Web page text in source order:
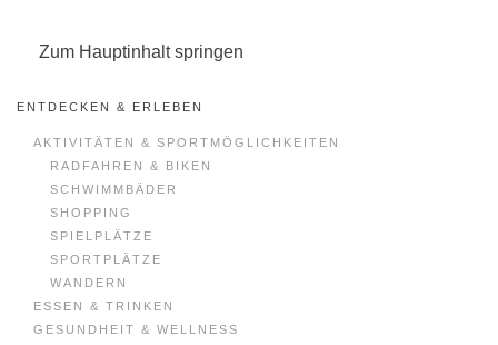
Zum Hauptinhalt springen
ENTDECKEN & ERLEBEN
AKTIVITÄTEN & SPORTMÖGLICHKEITEN
RADFAHREN & BIKEN
SCHWIMMBÄDER
SHOPPING
SPIELPLÄTZE
SPORTPLÄTZE
WANDERN
ESSEN & TRINKEN
GESUNDHEIT & WELLNESS